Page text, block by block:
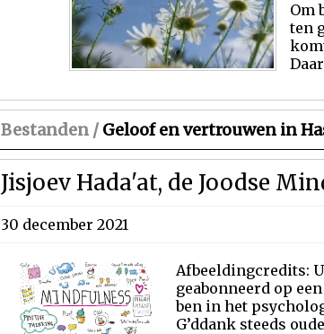
Om
ten
Bestanden / Geloof en vertrouwen in
Jisjoev Hada'at, de Joodse
30 december 2021
Afbeeldingcredits:
geabonneerd op
ben in het
G’ddank steeds